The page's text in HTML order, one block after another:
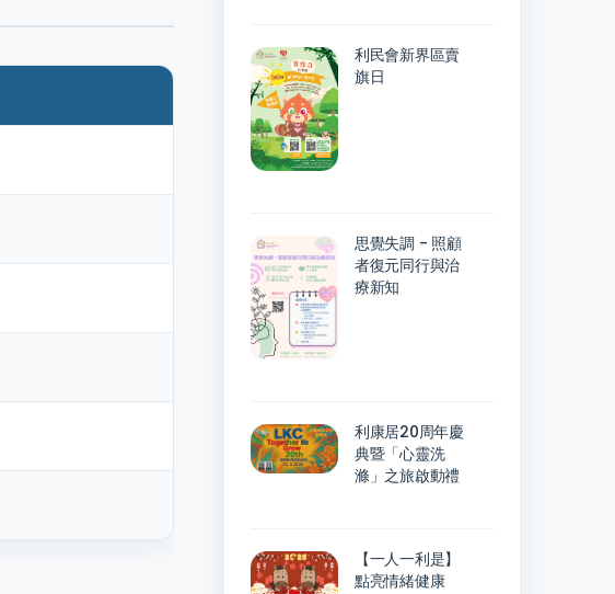
利民會新界區賣
旗日
思覺失調 - 照顧
者復元同行與治
療新知
利康居20周年慶
典暨「心靈洗
滌」之旅啟動禮
【一人一利是】
點亮情緒健康